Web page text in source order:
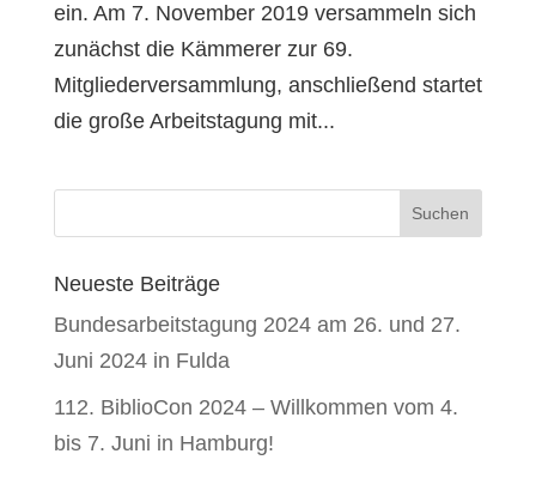
ein. Am 7. November 2019 versammeln sich
zunächst die Kämmerer zur 69.
Mitgliederversammlung, anschließend startet
die große Arbeitstagung mit...
Neueste Beiträge
Bundesarbeitstagung 2024 am 26. und 27.
Juni 2024 in Fulda
112. BiblioCon 2024 – Willkommen vom 4.
bis 7. Juni in Hamburg!